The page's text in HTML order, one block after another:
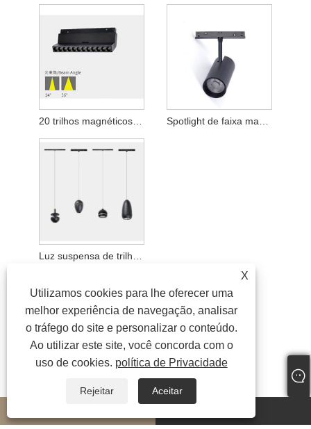
20 trilhos magnéticos Folding Grille Light Spotlight de faixa magnética de 20 mm
X
Utilizamos cookies para lhe oferecer uma
melhor experiência de navegação, analisar
o tráfego do site e personalizar o conteúdo.
Ao utilizar este site, você concorda com o
uso de cookies. política de Privacidade
Rejeitar Aceitar